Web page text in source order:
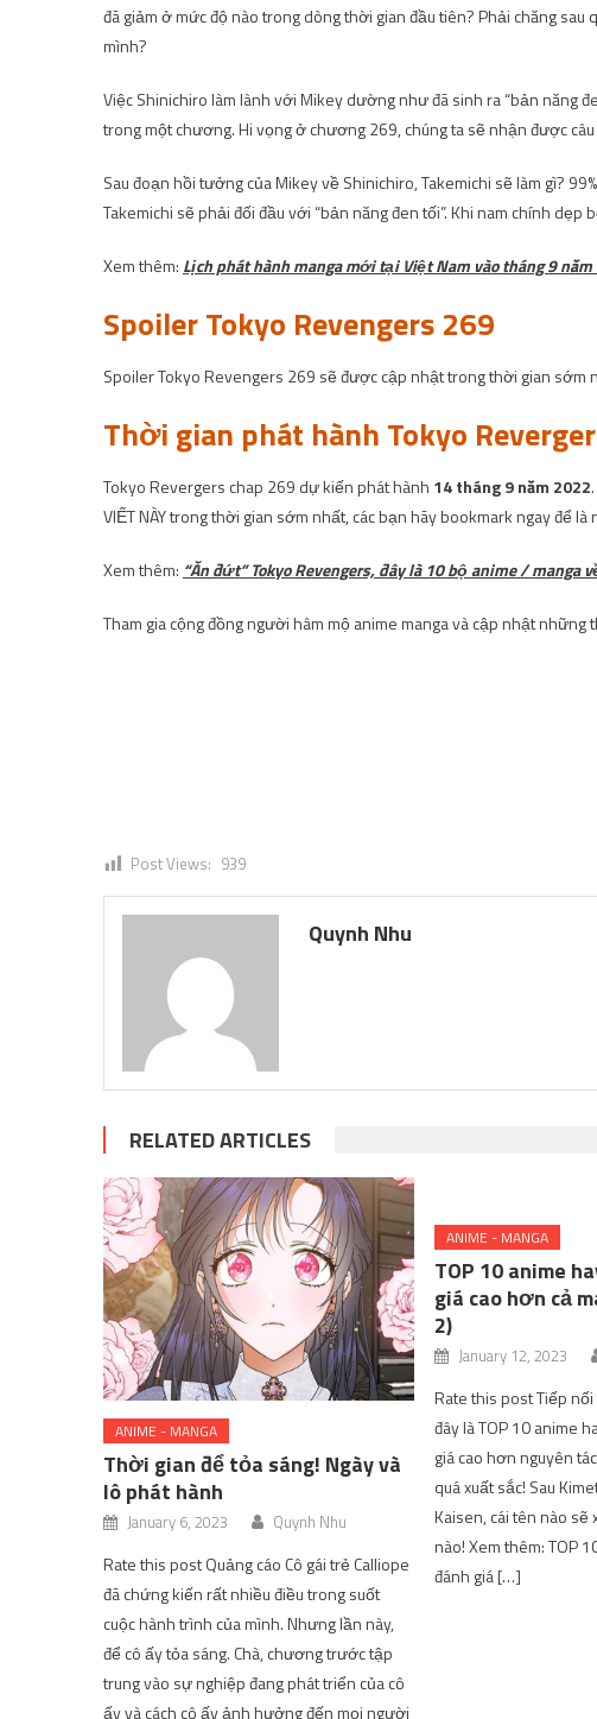
đã giảm ở mức độ nào trong dòng thời gian đầu tiên? Phải chăng
mình?
Việc Shinichiro làm lành với Mikey dường như đã sinh ra “bản năng
trong một chương. Hi vọng ở chương 269, chúng ta sẽ nhận được
Sau đoạn hồi tưởng của Mikey về Shinichiro, Takemichi sẽ làm gì?
Takemichi sẽ phải đối đầu với “bản năng đen tối”. Khi nam chính dẹp
Xem thêm: Lịch phát hành manga mới tại Việt Nam vào tháng 9
Spoiler Tokyo Revengers 269
Spoiler Tokyo Revengers 269 sẽ được cập nhật trong thời gian sớm
Thời gian phát hành Tokyo
Tokyo Revergers chap 269 dự kiến ​​phát hành 14 tháng 9 năm 2022
VIẾT NÀY trong thời gian sớm nhất, các bạn hãy bookmark ngay để
Xem thêm: “Ăn đứt” Tokyo Revengers, đây là 10 bộ anime / manga
Tham gia cộng đồng người hâm mộ anime manga và cập nhật những
Post Views: 939
Quynh Nhu
RELATED ARTICLES
ANIME - MANGA
Thời gian để tỏa sáng! Ngày và
lô phát hành
January 6, 2023 Quynh Nhu
Rate this post Quảng cáo Cô gái trẻ Calliope
đã chứng kiến ​​rất nhiều điều trong suốt
cuộc hành trình của mình. Nhưng lần này,
để cô ấy tỏa sáng. Chà, chương trước tập
trung vào sự nghiệp đang phát triển của cô
ấy và cách cô ấy ảnh hưởng đến mọi người
ANIME - MANGA
TOP 10 anime
giá cao hơn cả
2)
January 12, 2023
Rate this post Tiếp
đây là TOP 10 anime
giá cao hơn nguyên
quá xuất sắc! Sau
Kaisen, cái tên nào sẽ
nào! Xem thêm: TOP
đánh giá […]